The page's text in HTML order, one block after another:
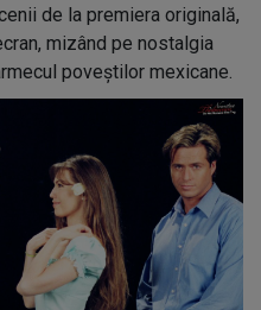
de la premiera originală,
mizând pe nostalgia
poveștilor mexicane.